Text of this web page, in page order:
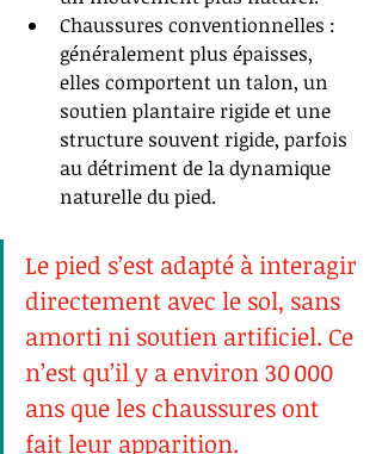
Chaussures conventionnelles :
généralement plus épaisses,
elles comportent un talon, un
soutien plantaire rigide et une
structure souvent rigide, parfois
au détriment de la dynamique
naturelle du pied.
Le pied s’est adapté à interagir
directement avec le sol, sans
amorti ni soutien artificiel. Ce
n’est qu’il y a environ 30 000
ans que les chaussures ont
fait leur apparition.